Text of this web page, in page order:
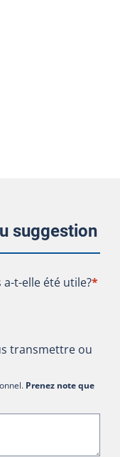
suggestion
a-t-elle été utile?
a-t-elle été utile?*
transmettre ou
Prenez note que